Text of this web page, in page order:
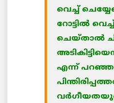
വെച്ച്
റോട്ടില്‍
ചെയ്താല്‍
എന്ന്